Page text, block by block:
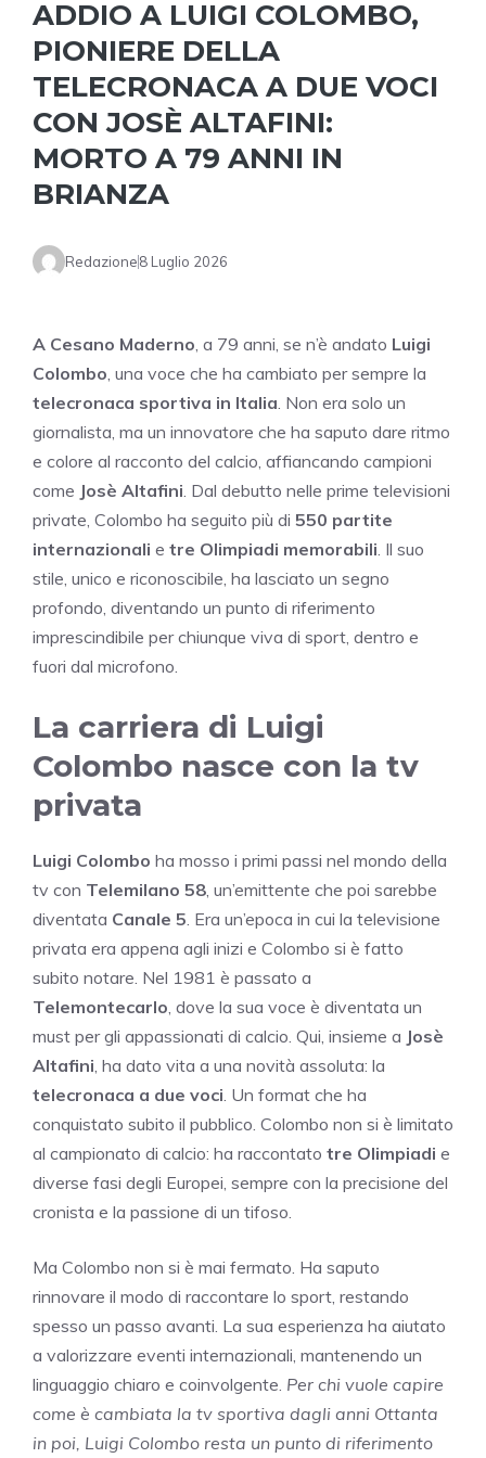
ADDIO A LUIGI COLOMBO,
PIONIERE DELLA
TELECRONACA A DUE VOCI
CON JOSÈ ALTAFINI:
MORTO A 79 ANNI IN
BRIANZA
Redazione8 Luglio 2026
A Cesano Maderno, a 79 anni, se n’è andato Luigi
Colombo, una voce che ha cambiato per sempre la
telecronaca sportiva in Italia. Non era solo un
giornalista, ma un innovatore che ha saputo dare ritmo
e colore al racconto del calcio, affiancando campioni
come Josè Altafini. Dal debutto nelle prime televisioni
private, Colombo ha seguito più di 550 partite
internazionali e tre Olimpiadi memorabili. Il suo
stile, unico e riconoscibile, ha lasciato un segno
profondo, diventando un punto di riferimento
imprescindibile per chiunque viva di sport, dentro e
fuori dal microfono.
La carriera di Luigi
Colombo nasce con la tv
privata
Luigi Colombo ha mosso i primi passi nel mondo della
tv con Telemilano 58, un’emittente che poi sarebbe
diventata Canale 5. Era un’epoca in cui la televisione
privata era appena agli inizi e Colombo si è fatto
subito notare. Nel 1981 è passato a
Telemontecarlo, dove la sua voce è diventata un
must per gli appassionati di calcio. Qui, insieme a Josè
Altafini, ha dato vita a una novità assoluta: la
telecronaca a due voci. Un format che ha
conquistato subito il pubblico. Colombo non si è limitato
al campionato di calcio: ha raccontato tre Olimpiadi e
diverse fasi degli Europei, sempre con la precisione del
cronista e la passione di un tifoso.
Ma Colombo non si è mai fermato. Ha saputo
rinnovare il modo di raccontare lo sport, restando
spesso un passo avanti. La sua esperienza ha aiutato
a valorizzare eventi internazionali, mantenendo un
linguaggio chiaro e coinvolgente. Per chi vuole capire
come è cambiata la tv sportiva dagli anni Ottanta
in poi, Luigi Colombo resta un punto di riferimento